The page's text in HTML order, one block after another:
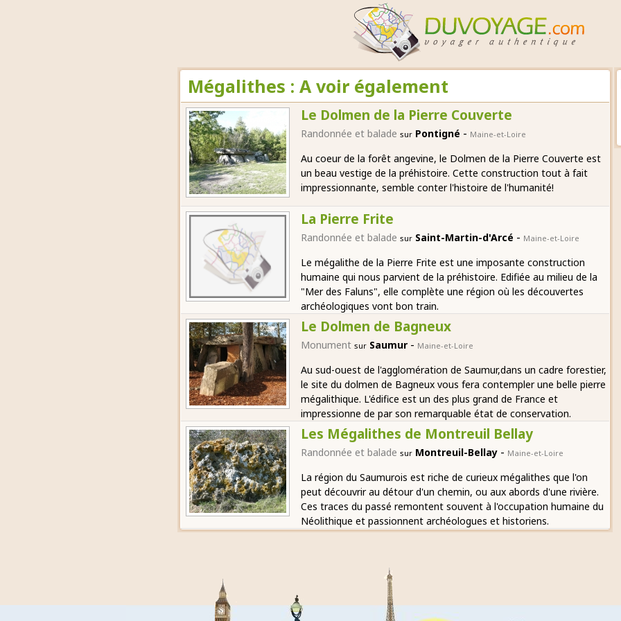
Mégalithes : A voir également
Le Dolmen de la Pierre Couverte
Randonnée et balade sur Pontigné - Maine-et-Loire
Au coeur de la forêt angevine, le Dolmen de la Pierre Couverte est
un beau vestige de la préhistoire. Cette construction tout à fait
impressionnante, semble conter l'histoire de l'humanité!
La Pierre Frite
Randonnée et balade sur Saint-Martin-d'Arcé - Maine-et-Loire
Le mégalithe de la Pierre Frite est une imposante construction
humaine qui nous parvient de la préhistoire. Edifiée au milieu de la
"Mer des Faluns", elle complète une région où les découvertes
archéologiques vont bon train.
Le Dolmen de Bagneux
Monument sur Saumur - Maine-et-Loire
Au sud-ouest de l'agglomération de Saumur,dans un cadre forestier,
le site du dolmen de Bagneux vous fera contempler une belle pierre
mégalithique. L'édifice est un des plus grand de France et
impressionne de par son remarquable état de conservation.
Les Mégalithes de Montreuil Bellay
Randonnée et balade sur Montreuil-Bellay - Maine-et-Loire
La région du Saumurois est riche de curieux mégalithes que l'on
peut découvrir au détour d'un chemin, ou aux abords d'une rivière.
Ces traces du passé remontent souvent à l'occupation humaine du
Néolithique et passionnent archéologues et historiens.